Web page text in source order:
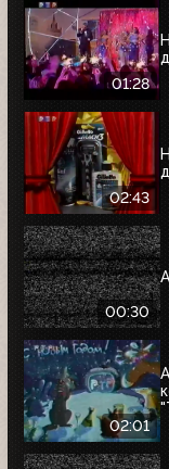
01:28
02:43
00:30
02:01